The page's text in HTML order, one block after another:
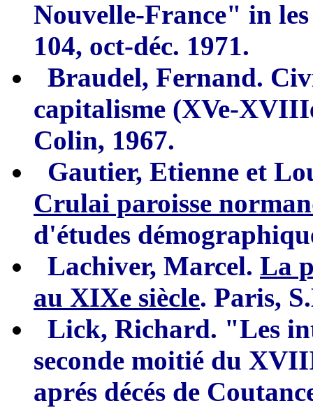
Nouvelle-France" in
104, oct-déc. 1971.
Braudel, Fernand.
capitalisme (XVe-
Colin, 1967.
Gautier, Etienne et
Crulai paroisse
d'études
Lachiver, Marcel. La
au XIXe siècle. Paris,
Lick, Richard. "Les
seconde moitié du
aprés décés de